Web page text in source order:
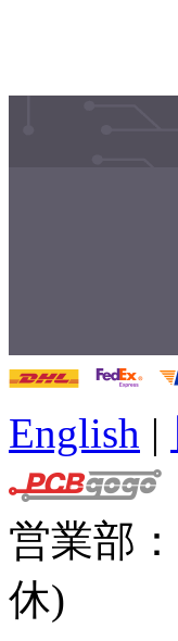
自動見積の取得へ
English |
営業部：
休)